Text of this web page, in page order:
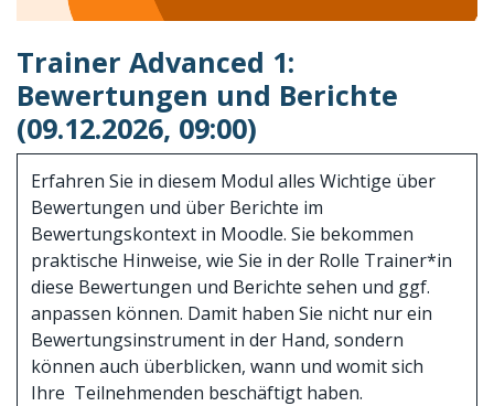
Trainer Advanced 1:
Bewertungen und Berichte
(09.12.2026, 09:00)
Erfahren Sie in diesem Modul alles Wichtige über
Bewertungen und über Berichte im
Bewertungskontext in Moodle. Sie bekommen
praktische Hinweise, wie Sie in der Rolle Trainer*in
diese Bewertungen und Berichte sehen und ggf.
anpassen können. Damit haben Sie nicht nur ein
Bewertungsinstrument in der Hand, sondern
können auch überblicken, wann und womit sich
Ihre Teilnehmenden beschäftigt haben.